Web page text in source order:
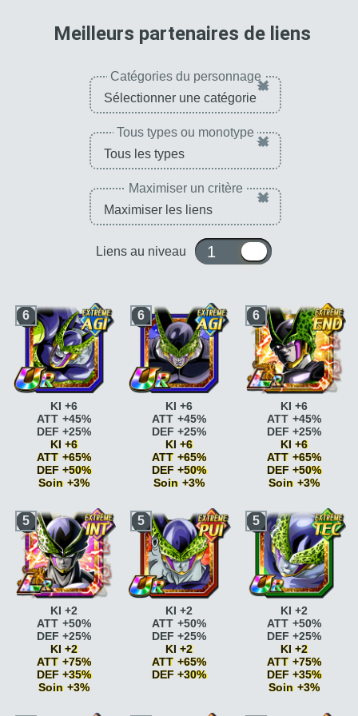
Meilleurs partenaires de liens
Catégories du personnage×
Tous types ou monotype ×
Maximiser un critère ×
Liens au niveau 1 ou 10
6
époustouflanteKI
+2
Vitesse
époustouflanteKI
+2 DEF +5%
Combat acharnéATT
+15%
Combat acharné
+20%
ATT +25% DEF
+25% <=80% HP
ATT +25% DEF
+25%
GentlemanKI +2
DEF +10%
KI +6
ATT +45%
DEF +25%
KI +6
ATT +65%
DEF +50%
Soin +3%
6
époustouflanteKI
+2
Vitesse
époustouflante
+2 DEF +5%
Combat acharnéATT
+15%
Combat acharné
+20%
ATT +25% DEF
+25% <=80% HP
ATT +25% DEF
+25%
DEF +10%
KI +6
ATT +45%
DEF +25%
KI +6
ATT +65%
DEF +50%
Soin +3%
6
époustouflanteKI
+2
Vitesse
époustouflante
+2 DEF +5%
Combat acharnéATT
+15%
Combat acharné
+20%
ATT +25% DEF
+25% <=80% HP
ATT +25% DEF
+25%
GentlemanKI +2
DEF +10%
KI +6
ATT +45%
DEF +25%
KI +6
ATT +65%
DEF +50%
Soin +3%
5
Kamehameha ATT
KI +2
ATT +50%
DEF +25%
KI +2
ATT +75%
DEF +35%
Soin +3%
5
+5% si ATT SP
KI +2
ATT +50%
DEF +25%
KI +2
ATT +65%
DEF +30%
5
Kamehameha ATT
KI +2
ATT +50%
DEF +25%
KI +2
ATT +75%
DEF +35%
Soin +3%